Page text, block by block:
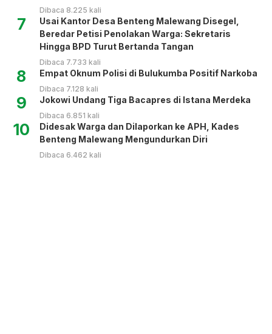
Dibaca 8.225 kali
7
Usai Kantor Desa Benteng Malewang Disegel,
Beredar Petisi Penolakan Warga: Sekretaris
Hingga BPD Turut Bertanda Tangan
Dibaca 7.733 kali
8 Empat Oknum Polisi di Bulukumba Positif Narkoba
Dibaca 7.128 kali
9 Jokowi Undang Tiga Bacapres di Istana Merdeka
Dibaca 6.851 kali
10
Didesak Warga dan Dilaporkan ke APH, Kades
Benteng Malewang Mengundurkan Diri
Dibaca 6.462 kali